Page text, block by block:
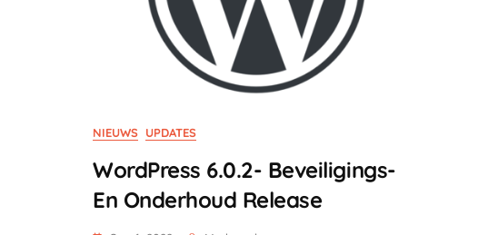
NIEUWS UPDATES
WordPress 6.0.2- Beveiligings-
En Onderhoud Release